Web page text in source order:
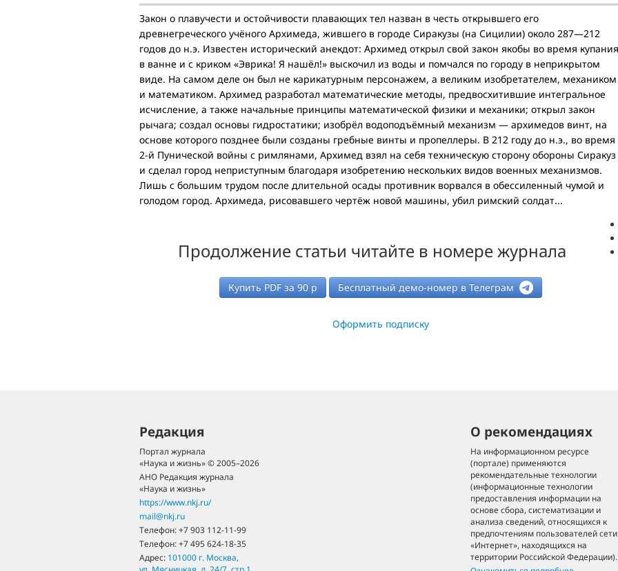
Закон о плавучести и остойчивости плавающих тел назван в честь открывшего его
древнегреческого учёного Архимеда, жившего в городе Сиракузы (на Сицилии) около 287—212
годов до н.э. Известен исторический анекдот: Архимед открыл свой закон якобы во время купания
в ванне и с криком «Эврика! Я нашёл!» выскочил из воды и помчался по городу в неприкрытом
виде. На самом деле он был не карикатурным персонажем, а великим изобретателем, механиком
и математиком. Архимед разработал математические методы, предвосхитившие интегральное
исчисление, а также начальные принципы математической физики и механики; открыл закон
рычага; создал основы гидростатики; изобрёл водоподъёмный механизм — архимедов винт, на
основе которого позднее были созданы гребные винты и пропеллеры. В 212 году до н.э., во время
2-й Пунической войны с римлянами, Архимед взял на себя техническую сторону обороны Сиракуз
и сделал город неприступным благодаря изобретению нескольких видов военных механизмов.
Лишь с большим трудом после длительной осады противник ворвался в обессиленный чумой и
голодом город. Архимеда, рисовавшего чертёж новой машины, убил римский солдат...
Продолжение статьи читайте в номере журнала
Купить PDF за90 р Бесплатный демо-номер в Телеграм
Оформить подписку
Редакция
Портал журнала
«Наука и жизнь» © 2005–2026
АНО Редакция журнала
«Наука и жизнь»
https://www.nkj.ru/
mail@nkj.ru
Телефон:+7 903 112-11-99
Телефон:+7 495 624-18-35
Адрес: 101000 г. Москва,
О рекомендациях
На информационном ресурсе
(портале) применяются
рекомендательные технологии
(информационные технологии
предоставления информации на
основе сбора, систематизации и
анализа сведений, относящихся к
предпочтениям пользователей сети
«Интернет», находящихся на
территории Российской Федерации).